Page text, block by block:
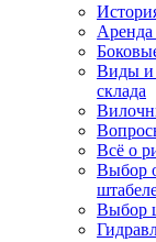
Аренда
Виды и
склада
Всё о
Выбор
Выбор